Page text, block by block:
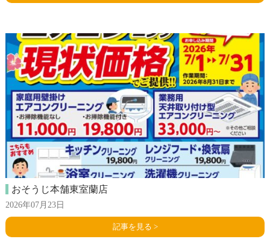
おそうじ本舗東室蘭店
2026年07月23日
記事を見る >